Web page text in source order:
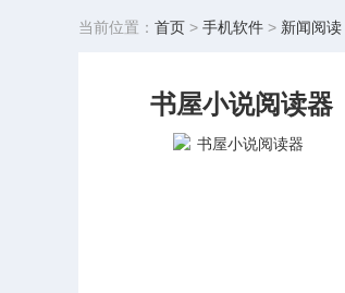
当前位置： 首页 > 手机软件 > 新闻阅读
书屋小说阅读器